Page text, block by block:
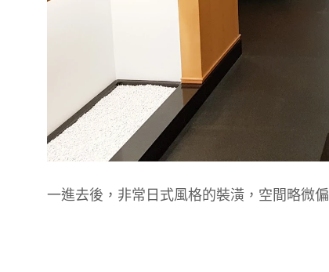
一進去後，非常日式風格的裝潢，空間略微